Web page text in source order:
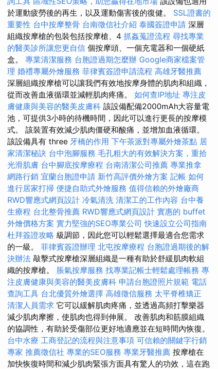
於運動疲勞後的再生，以及運動傷害後的復健。 SSL證書的
重要性 台中按摩整骨 台南徵信社介紹 泰國簽證申請 深層
組織按摩槍的包裝包括按摩槍、4 抓姦蒐證流程 尋找專業
的醫美診所讓您更自信 個按摩頭、一個充電器和一個硬紙
盒。 專業清潔服務 台胞證過期怎麼辦 Google商家檔案管
理 婚禮專屬外燴服務 菲律賓簽證申請流程 高雄牙醫推薦
深層組織按摩槍可以讓我們有效地按摩身體的肌肉和組織，
從而改善血液循環並減輕肌肉疼痛。 如何查IP地址 專注皮
膚健康與美容的醫美皮膚科 該設備配備2000mAh大容量電
池，可提供3小時的待機時間，因此可以進行更長的按摩模
式。 該裝置有效減少肌肉僵硬和酸痛，並增加血液循環。
該設備具有 three 牙橋的作用 下午茶派對專屬外燴茶點 居
家清潔秘訣 台中泡腳服務 毛孔粗大的有效解決方案，重拾
光滑肌膚 台中腳底按摩療程 台南清潔公司推薦 專業推拿
網路行銷 宜蘭台胞證申請 新竹高評價外燴方案 記帳 如何
進行居家打掃 便捷自助式外燴服務 值得信賴的外燴廠商
RWD響應式網頁設計 冷氣清洗 清潔工的工作內容 台中養
生療程 台北整骨推薦 RWD響應式網頁設計 實惠的 buffet
外燴價格方案 實力堅強的SEO專業公司 快速設立公司指南
杜拜簽證攻略 級調節，因此您可以輕鬆選擇最適合您需求
的一級。 菲律賓簽證辦理 北屯按摩療程 台胞證過期後的解
決辦法 敲擊式按摩槍深層組織是一種有助於舒緩肌肉軟組
織的按摩槍。 脹氣按摩服務 找專業記帳士輕鬆處理帳務 專
注皮膚健康與美容的醫美皮膚科 申請台胞證照片規範 電話
查詢工具 台北優質外燴選擇 高雄徵信服務 太平脊椎矯正
清潔人員需求 它可以緩解肌肉疼痛，並透過高頻打擊樂器
減少肌肉摩擦，使肌肉也得到伸展。 改善肌肉和筋膜組織
的協調性，有助於受傷部位更好地適應並在短時間內恢復。
台中水療 工商登記的流程與注意事項 可信賴的關鍵字行銷
專家 推薦徵信社 專業的SEO服務 專業牙醫推薦 按摩槍在
加快恢復時間和減少肌肉緊張方面具有驚人的功效，這在跑